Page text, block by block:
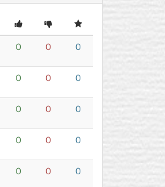
0 0 0
0 0 0
0 0 0
0 0 0
0 0 0